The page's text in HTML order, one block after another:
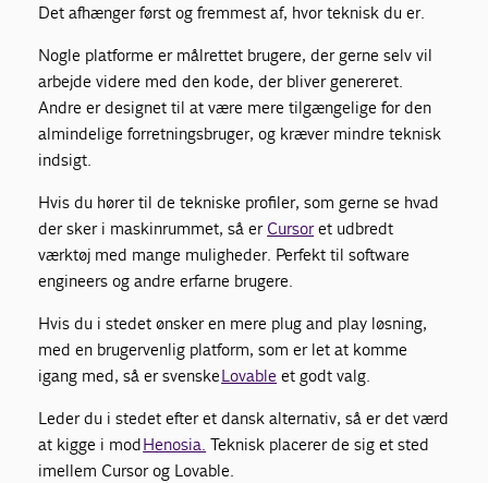
Det afhænger først og fremmest af, hvor teknisk du er.
Nogle platforme er målrettet brugere, der gerne selv vil
arbejde videre med den kode, der bliver genereret.
Andre er designet til at være mere tilgængelige for den
almindelige forretningsbruger, og kræver mindre teknisk
indsigt.
Hvis du hører til de tekniske profiler, som gerne se hvad
der sker i maskinrummet, så er Cursoret udbredt
værktøj med mange muligheder. Perfekt til software
engineers og andre erfarne brugere.
Hvis du i stedet ønsker en mere plug and play løsning,
med en brugervenlig platform, som er let at komme
igang med, så er svenskeLovable et godt valg.
Leder du i stedet efter et dansk alternativ, så er det værd
at kigge i modHenosia. Teknisk placerer de sig et sted
imellem Cursor og Lovable.